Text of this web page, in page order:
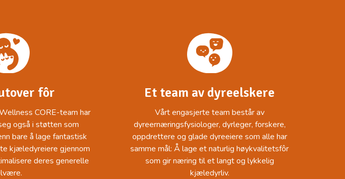
fôr
CORE-team har
også i støtten som
bare å lage fantastisk
kjæledyreiere gjennom
deres generelle
Et team av dyreelskere
Vårt engasjerte team består av
dyreernæringsfysiologer, dyrleger, forskere,
oppdrettere og glade dyreeiere som alle har
samme mål: Å lage et naturlig høykvalitetsfôr
som gir næring til et langt og lykkelig
kjæledyrliv.